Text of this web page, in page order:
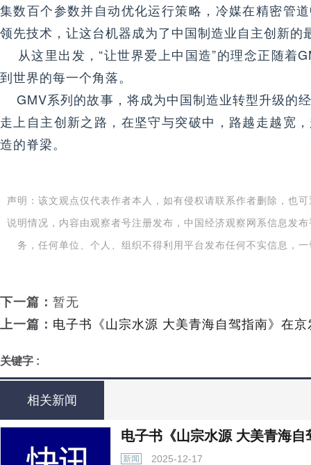
集数百个参数并自动优化运行策略，冷媒在精密管
领先技术，让这台机器成为了中国制造业自主创新的
从这里出发，“让世界爱上中国造”的理念正随着
到世界的每一个角落。
GMV系列的故事，将成为中国制造业转型升级的
走上自主创新之路，在坚守与突破中，路越走越宽
造的脊梁。
声明：该文观点仅代表作者本人，如有侵权请联系作者删除，也
说明情况，内容由观察者号注册发布，中国经济观察网系信息发
务，任何单位、个人、组织不得利用平台发布任何不实信息，
下一篇： 暂无
上一篇： 电子书《山宗水源 大美青海自驾指南》在京
关键字 :
相关新闻
电子书《山宗水源 大美青海自
新闻 2025-12-17